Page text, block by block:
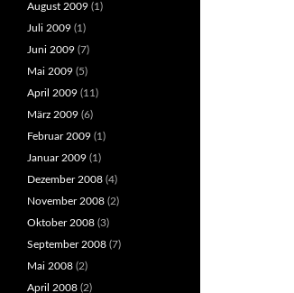
August 2009 (1)
Juli 2009 (1)
Juni 2009 (7)
Mai 2009 (5)
April 2009 (11)
März 2009 (6)
Februar 2009 (1)
Januar 2009 (1)
Dezember 2008 (4)
November 2008 (2)
Oktober 2008 (3)
September 2008 (7)
Mai 2008 (2)
April 2008 (2)